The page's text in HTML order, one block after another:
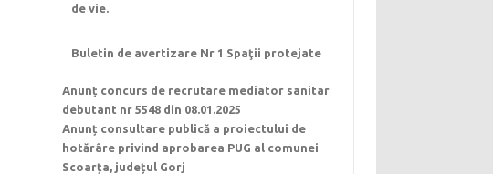
de vie.
Buletin de avertizare Nr 1 Spaţii protejate
Anunț concurs de recrutare mediator sanitar
debutant nr 5548 din 08.01.2025
Anunț consultare publică a proiectului de
hotărâre privind aprobarea PUG al comunei
Scoarța, județul Gorj